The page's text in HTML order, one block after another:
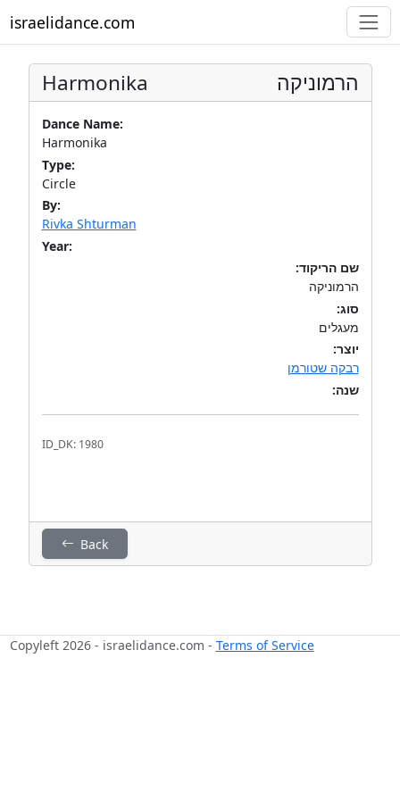
israelidance.com
Harmonika הרמוניקה
Dance Name:
Harmonika
Type:
Circle
By:
Rivka Shturman
Year:
שם הריקוד:
הרמוניקה
סוג:
מעגלים
יוצר:
רבקה שטורמן
שנה:
ID_DK: 1980
Back
Copyleft 2026 - israelidance.com - Terms of Service